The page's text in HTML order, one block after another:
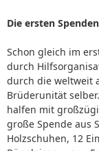
Die ersten
Schon gleich im
durch
durch die weltweit
Brüderunität
halfen mit
große Spende aus
Holzschuhen, 12